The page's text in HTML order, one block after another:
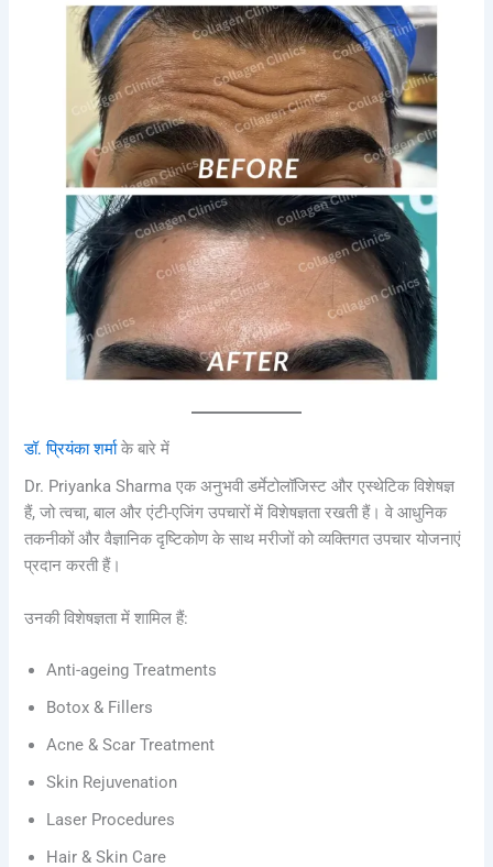
डॉ. प्रियंका शर्माके बारे में
Dr. Priyanka Sharma एक अनुभवी डर्मेटोलॉजिस्ट और एस्थेटिक विशेषज्ञ
हैं, जो त्वचा, बाल और एंटी-एजिंग उपचारों में विशेषज्ञता रखती हैं। वे आधुनिक
तकनीकों और वैज्ञानिक दृष्टिकोण के साथ मरीजों को व्यक्तिगत उपचार योजनाएं
प्रदान करती हैं।
उनकी विशेषज्ञता में शामिल हैं:
Anti-ageing Treatments
Botox & Fillers
Acne & Scar Treatment
Skin Rejuvenation
Laser Procedures
Hair & Skin Care